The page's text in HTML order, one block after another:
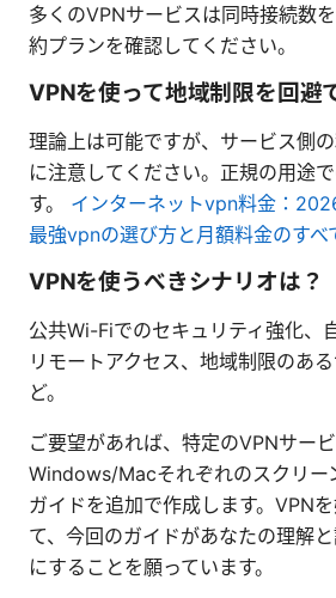
多くのVPNサービスは同時接続数
約プランを確認してください。
VPNを使って地域制限を回避
理論上は可能ですが、サービス側
に注意してください。正規の用途
す。 インターネットvpn料金：
最強vpnの選び方と月額料金のすべ
VPNを使うべきシナリオは？
公共Wi-Fiでのセキュリティ強化、
リモートアクセス、地域制限のあ
ど。
ご要望があれば、特定のVPNサービ
Windows/Macそれぞれのスクリー
ガイドを追加で作成します。VPN
て、今回のガイドがあなたの理解
にすることを願っています。